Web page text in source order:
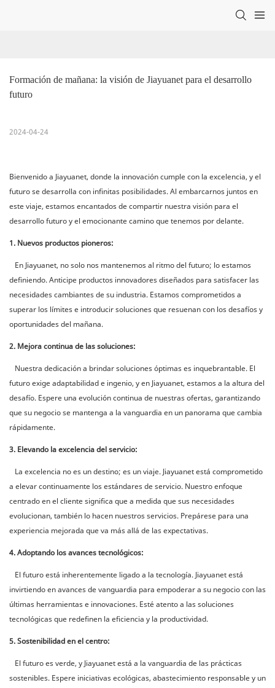
Formación de mañana: la visión de Jiayuanet para el desarrollo
futuro
2024-04-24
Bienvenido a Jiayuanet, donde la innovación cumple con la excelencia, y el
futuro se desarrolla con infinitas posibilidades. Al embarcarnos juntos en
este viaje, estamos encantados de compartir nuestra visión para el
desarrollo futuro y el emocionante camino que tenemos por delante.
1. Nuevos productos pioneros:
En Jiayuanet, no solo nos mantenemos al ritmo del futuro; lo estamos
definiendo. Anticipe productos innovadores diseñados para satisfacer las
necesidades cambiantes de su industria. Estamos comprometidos a
superar los límites e introducir soluciones que resuenan con los desafíos y
oportunidades del mañana.
2. Mejora continua de las soluciones:
Nuestra dedicación a brindar soluciones óptimas es inquebrantable. El
futuro exige adaptabilidad e ingenio, y en Jiayuanet, estamos a la altura del
desafío. Espere una evolución continua de nuestras ofertas, garantizando
que su negocio se mantenga a la vanguardia en un panorama que cambia
rápidamente.
3. Elevando la excelencia del servicio:
La excelencia no es un destino; es un viaje. Jiayuanet está comprometido
a elevar continuamente los estándares de servicio. Nuestro enfoque
centrado en el cliente significa que a medida que sus necesidades
evolucionan, también lo hacen nuestros servicios. Prepárese para una
experiencia mejorada que va más allá de las expectativas.
4. Adoptando los avances tecnológicos:
El futuro está inherentemente ligado a la tecnología. Jiayuanet está
invirtiendo en avances de vanguardia para empoderar a su negocio con las
últimas herramientas e innovaciones. Esté atento a las soluciones
tecnológicas que redefinen la eficiencia y la productividad.
5. Sostenibilidad en el centro:
El futuro es verde, y Jiayuanet está a la vanguardia de las prácticas
sostenibles. Espere iniciativas ecológicas, abastecimiento responsable y un